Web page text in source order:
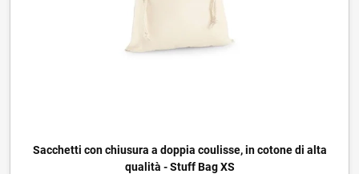
Sacchetti con chiusura a doppia coulisse, in cotone di alta
qualità - Stuff Bag XS